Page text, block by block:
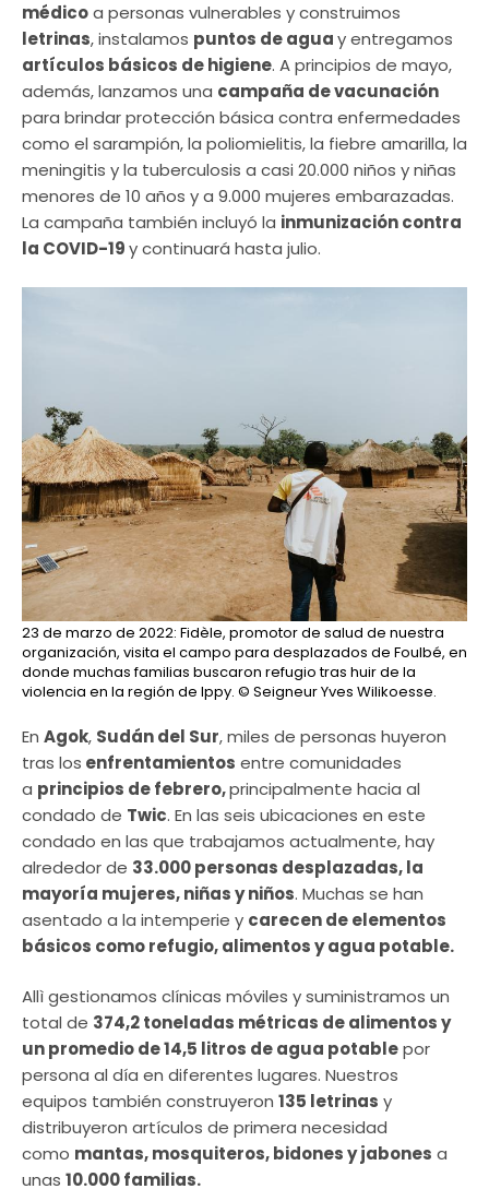
médicoa personas vulnerables y construimos
letrinas, instalamos puntos de aguay entregamos
artículos básicos de higiene. A principios de mayo,
además, lanzamos una campaña de vacunación
para brindar protección básica contra enfermedades
como el sarampión, la poliomielitis, la fiebre amarilla, la
meningitis y la tuberculosis a casi 20.000 niños y niñas
menores de 10 años y a 9.000 mujeres embarazadas.
La campaña también incluyó la inmunización contra
la COVID-19y continuará hasta julio.
23 de marzo de 2022: Fidèle, promotor de salud de nuestra
organización, visita el campo para desplazados de Foulbé, en
donde muchas familias buscaron refugio tras huir de la
violencia en la región de Ippy. © Seigneur Yves Wilikoesse.
En Agok, Sudán del Sur, miles de personas huyeron
tras los enfrentamientos entre comunidades
a principios de febrero,principalmente hacia al
condado de Twic. En las seis ubicaciones en este
condado en las que trabajamos actualmente, hay
alrededor de 33.000 personas desplazadas, la
mayoría mujeres, niñas y niños. Muchas se han
asentado a la intemperie y carecen de elementos
básicos como refugio, alimentos y agua potable.
Allì gestionamos clínicas móviles y suministramos un
total de 374,2 toneladas métricas de alimentos y
un promedio de 14,5 litros de agua potablepor
persona al día en diferentes lugares. Nuestros
equipos también construyeron 135 letrinas y
distribuyeron artículos de primera necesidad
como mantas, mosquiteros, bidones y jabones a
unas 10.000 familias.